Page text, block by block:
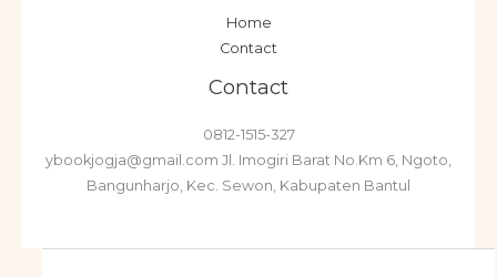
Home
Contact
Contact
0812-1515-327
ybookjogja@gmail.com Jl. Imogiri Barat No.Km 6, Ngoto,
Bangunharjo, Kec. Sewon, Kabupaten Bantul